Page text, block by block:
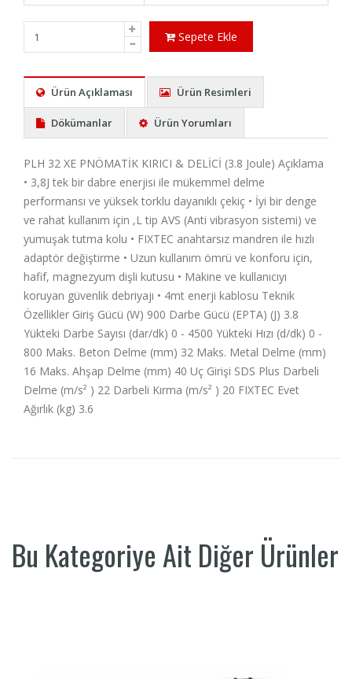
Sepete Ekle
Ürün Açıklaması Ürün Resimleri
Dökümanlar Ürün Yorumları
PLH 32 XE PNÖMATİK KIRICI & DELİCİ (3.8 Joule) Açıklama
• 3,8J tek bir dabre enerjisi ile mükemmel delme
performansı ve yüksek torklu dayanıklı çekiç • İyi bir denge
ve rahat kullanım için ,L tip AVS (Anti vibrasyon sistemi) ve
yumuşak tutma kolu • FIXTEC anahtarsız mandren ile hızlı
adaptör değiştirme • Uzun kullanım ömrü ve konforu için,
hafif, magnezyum dişli kutusu • Makine ve kullanıcıyı
koruyan güvenlik debriyajı • 4mt enerji kablosu Teknik
Özellikler Giriş Gücü (W) 900 Darbe Gücü (EPTA) (J) 3.8
Yükteki Darbe Sayısı (dar/dk) 0 - 4500 Yükteki Hızı (d/dk) 0 -
800 Maks. Beton Delme (mm) 32 Maks. Metal Delme (mm)
16 Maks. Ahşap Delme (mm) 40 Uç Girişi SDS Plus Darbeli
Delme (m/s² ) 22 Darbeli Kırma (m/s² ) 20 FIXTEC Evet
Ağırlık (kg) 3.6
Bu Kategoriye Ait Diğer Ürünler